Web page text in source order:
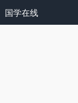
国学在线